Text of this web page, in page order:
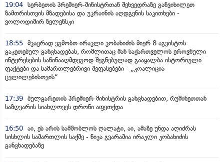
19:04 სერბეთის პრემიერ-მინისტრთან შეხვედრაზე განვიხილეთ
ზამთრისთვის მზადებისა და უკრაინის აღდგენის საკითხები -
ვოლოდიმირ ზელენსკი
18:55 მკაცრად ვგმობთ ირაკლი კობახიძის მიერ 8 აგვისტოს
გაკეთებულ განცხადებას, რომლითაც მან საქართველოს ეროვნული
ინტერესების საწინააღმდეგოდ შეგნებულად გააყალბა ისტორიული
ფაქტები და სამართლებრივი შეფასებები - „კოალიცია
ცვლილებისთვის“
17:39 ბულგარეთის პრემიერ-მინისტრის განცხადებით, რუმინეთთან
საზღვარის სიახლოვეს დრონი აფეთქდა
16:50 აი, ეს არის სამშობლოს ღალატი, აი, ამაზე უნდა აღიძრას
სისხლის სამართლის საქმე - ნიკა გვარამია ირაკლი კობახიძის
განცხადებაზე